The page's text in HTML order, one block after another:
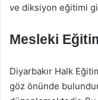
ve diksiyon eğitimi
Mesleki
Diyarbakır Halk
göz önünde